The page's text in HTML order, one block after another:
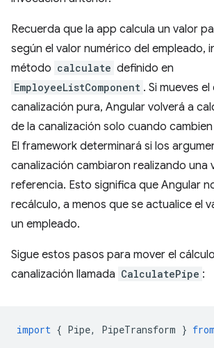
Recuerda que la app calcula un valor
según el valor numérico del empleado,
método calculate definido en
EmployeeListComponent . Si mueves
canalización pura, Angular volverá a
de la canalización solo cuando
El framework determinará si los
canalización cambiaron realizando una
referencia. Esto significa que Angular
recálculo, a menos que se actualice el
un empleado.
Sigue estos pasos para mover el
canalización llamada CalculatePipe :
import { Pipe, PipeTransform } from